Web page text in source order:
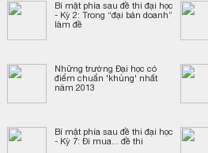
Bí mật phía sau đề thi đại học
- Kỳ 2: Trong “đại bản doanh”
làm đề
Những trường Đại học có
điểm chuẩn 'khủng' nhất
năm 2013
Bí mật phía sau đề thi đại học
- Kỳ 7: Đi mua... đề thi